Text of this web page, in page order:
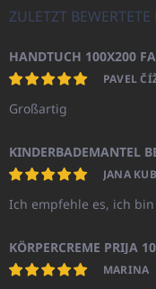
ZULETZT
HANDTUCH 100X200
PAVEL
Großartig
JANA
Ich empfehle es, ich
KÖRPERCREME PRIJA
MARINA